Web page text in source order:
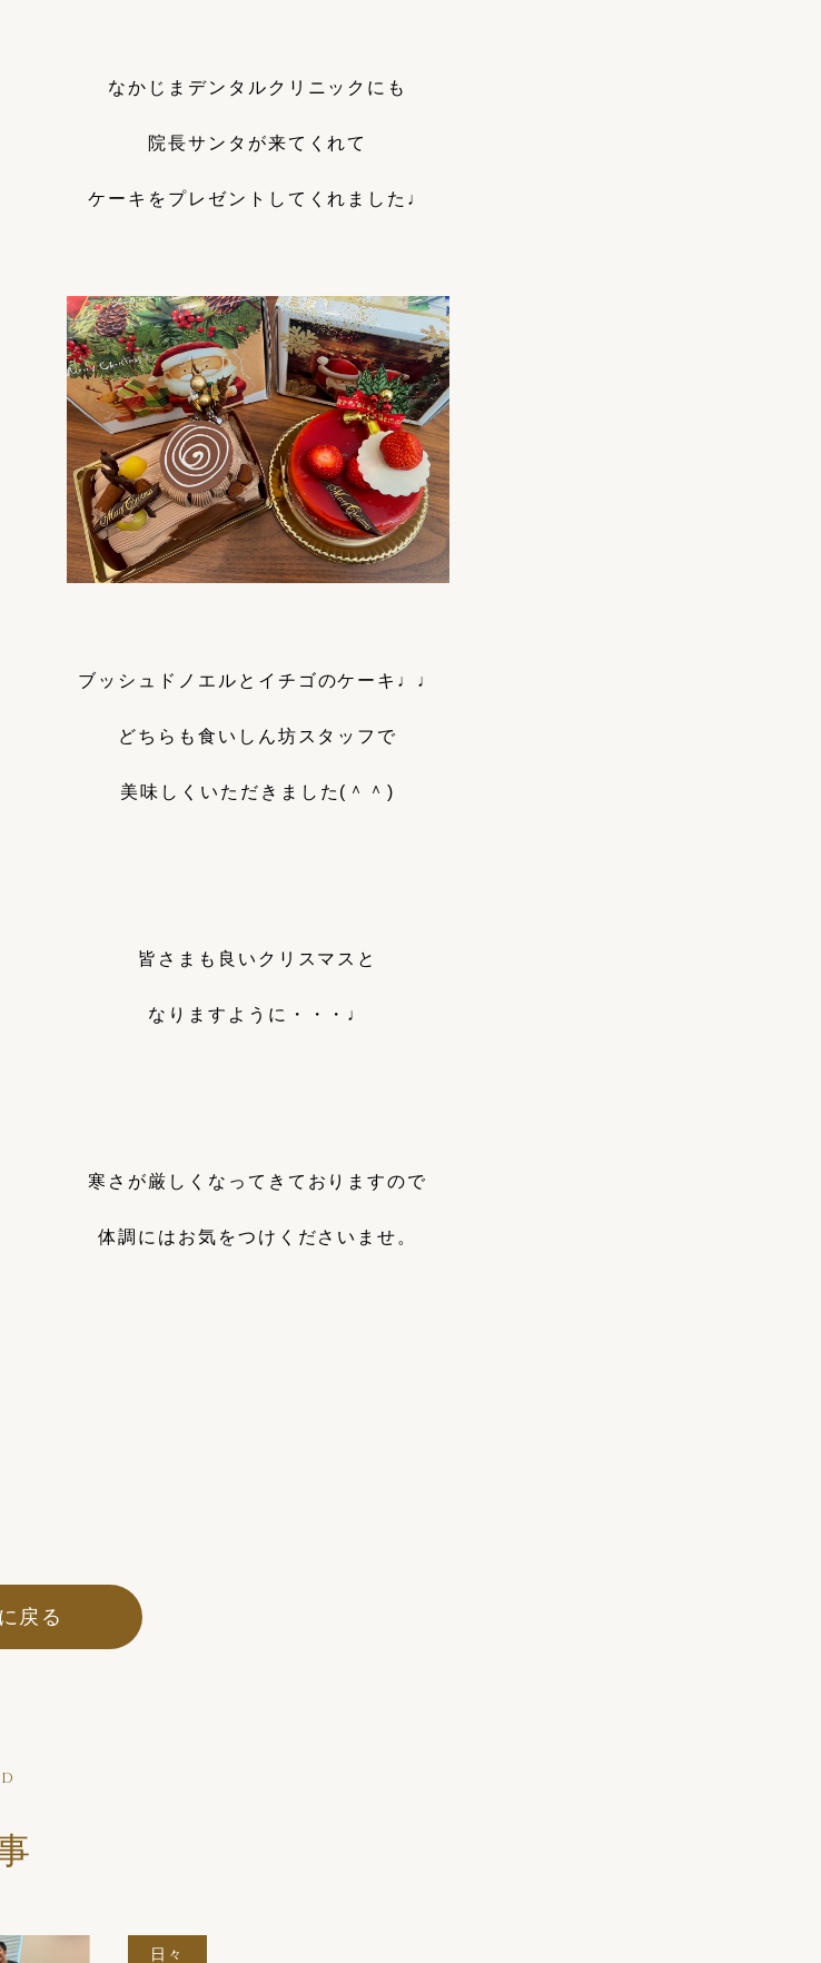
なかじまデンタルクリニックにも
院長サンタが来てくれて
ケーキをプレゼントしてくれました♩
ブッシュドノエルとイチゴのケーキ♩♩
どちらも食いしん坊スタッフで
美味しくいただきました(＾＾)
皆さまも良いクリスマスと
なりますように・・・♩
寒さが厳しくなってきておりますので
体調にはお気をつけくださいませ。
戻る
日々